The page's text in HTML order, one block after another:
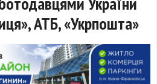
АТБ, «Укрпошта»